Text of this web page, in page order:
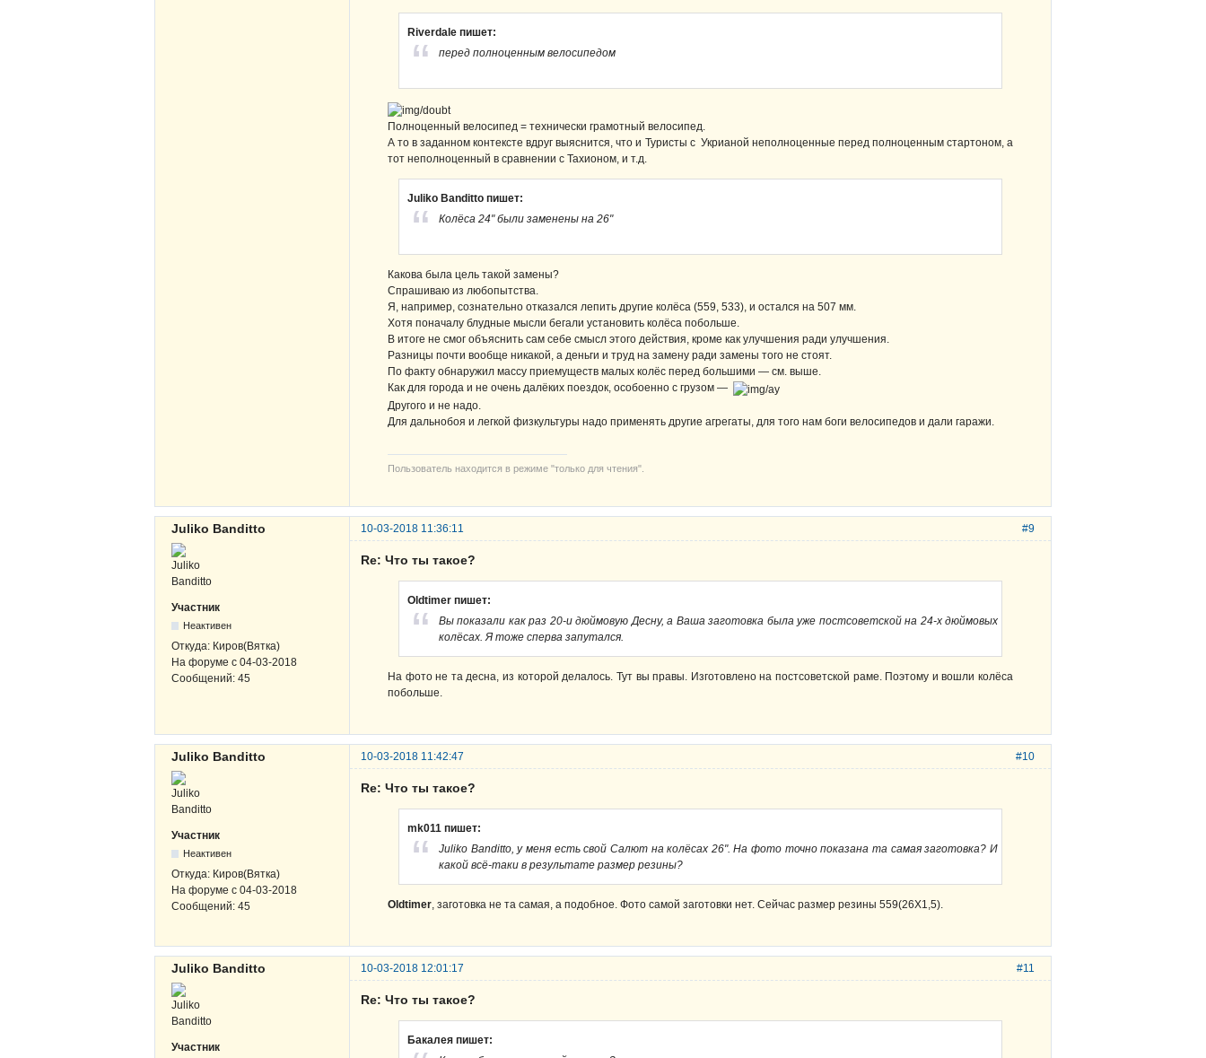
Riverdale пишет:
перед полноценным велосипедом
Полноценный велосипед = технически грамотный велосипед.
А то в заданном контексте вдруг выяснится, что и Туристы с Укрианой неполноценные перед полноценным стартоном, а
тот неполноценный в сравнении с Тахионом, и т.д.
Juliko Banditto пишет:
Колёса 24" были заменены на 26"
Какова была цель такой замены?
Спрашиваю из любопытства.
Я, например, сознательно отказался лепить другие колёса (559, 533), и остался на 507 мм.
Хотя поначалу блудные мысли бегали установить колёса побольше.
В итоге не смог объяснить сам себе смысл этого действия, кроме как улучшения ради улучшения.
Разницы почти вообще никакой, а деньги и труд на замену ради замены того не стоят.
По факту обнаружил массу приемуществ малых колёс перед большими — см. выше.
Как для города и не очень далёких поездок, особоенно с грузом —
Другого и не надо.
Для дальнобоя и легкой физкультуры надо применять другие агрегаты, для того нам боги велосипедов и дали гаражи.
Пользователь находится в режиме "только для чтения".
#9
Juliko Banditto 10-03-2018 11:36:11
Участник
Неактивен
Откуда: Киров(Вятка)
На форуме с 04-03-2018
Сообщений: 45
Re: Что ты такое?
Oldtimer пишет:
Вы показали как раз 20-и дюймовую Десну, а Ваша заготовка была уже постсоветской на 24-х дюймовых
колёсах. Я тоже сперва запутался.
На фото не та десна, из которой делалось. Тут вы правы. Изготовлено на постсоветской раме. Поэтому и вошли колёса
побольше.
#10
Juliko Banditto 10-03-2018 11:42:47
Участник
Неактивен
Откуда: Киров(Вятка)
На форуме с 04-03-2018
Сообщений: 45
Re: Что ты такое?
mk011 пишет:
Juliko Banditto, у меня есть свой Салют на колёсах 26". На фото точно показана та самая заготовка? И
какой всё-таки в результате размер резины?
Oldtimer, заготовка не та самая, а подобное. Фото самой заготовки нет. Сейчас размер резины 559(26Х1,5).
#11
Juliko Banditto 10-03-2018 12:01:17
Участник
Re: Что ты такое?
Бакалея пишет: